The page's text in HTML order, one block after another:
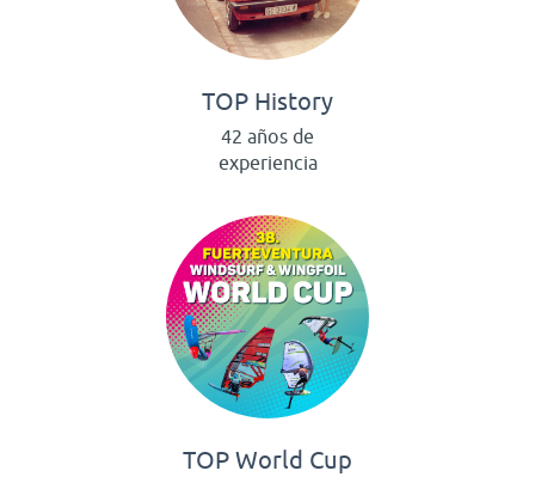
TOP History
42 años de
experiencia
TOP World Cup